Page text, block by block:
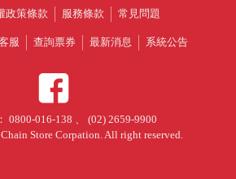
政策條款 服務條款 常見問題
服 查詢票券 最新消息 系統公告
0800-016-138 、 (02) 2659-9900
Store Corpation. All right reserved.